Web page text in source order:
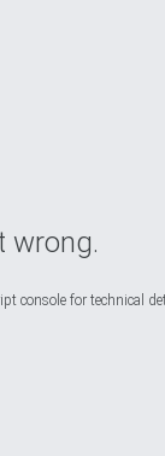
wrong.
console for technical